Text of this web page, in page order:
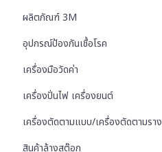
ผลิตภัณฑ์ 3M
อุปกรณ์ป้องกันเชื้อโรค
เครื่องมือวัดค่า
เครื่องปั่นไฟ เครื่องยนต์
เครื่องตัดตามแบบ/เครื่องตัดตามราง
สินค้าล้างสต๊อก